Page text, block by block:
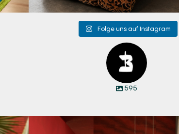
Folge uns auf Instagram
595
Manyara. Inspiriert von der Weite Afrikas.